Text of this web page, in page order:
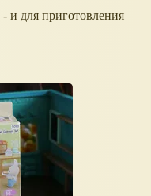
- и для приготовления